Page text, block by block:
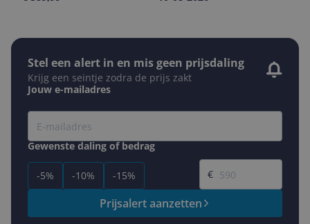
Stel een alert in en mis geen prijsdaling
Krijg een seintje zodra de prijs zakt
Jouw e-mailadres
Gewenste daling of bedrag
-5% -10% -15%
Gewenste prijs
€
Prijsalert aanzetten